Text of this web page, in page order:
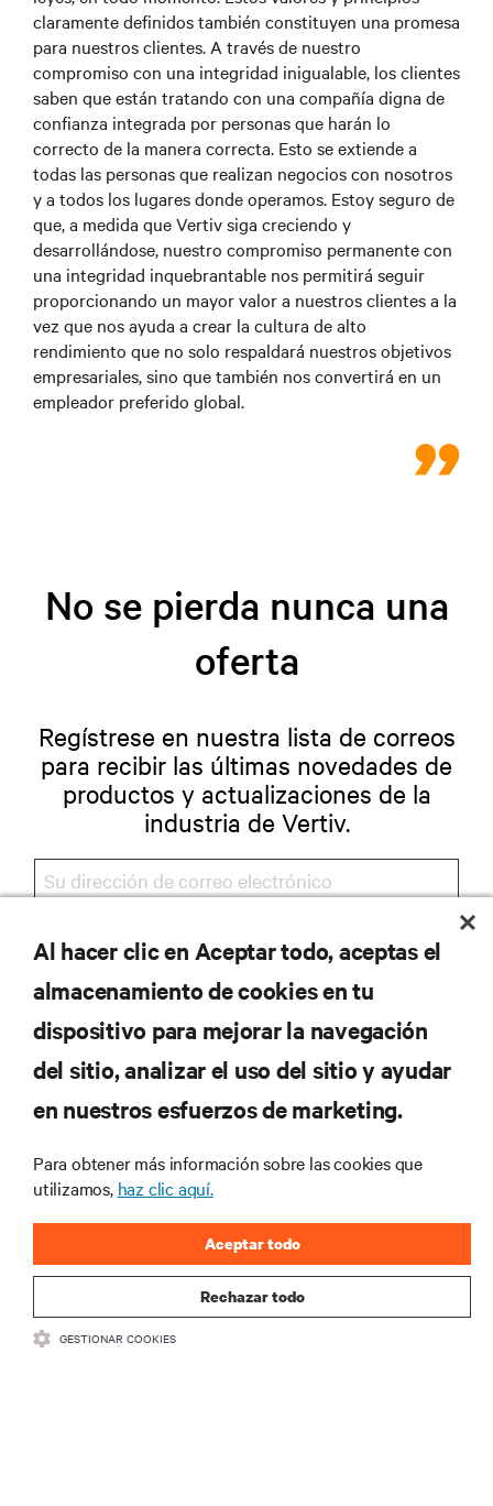
claramente definidos también constituyen una promesa
para nuestros clientes. A través de nuestro
compromiso con una integridad inigualable, los clientes
saben que están tratando con una compañía digna de
confianza integrada por personas que harán lo
correcto de la manera correcta. Esto se extiende a
todas las personas que realizan negocios con nosotros
y a todos los lugares donde operamos. Estoy seguro de
que, a medida que Vertiv siga creciendo y
desarrollándose, nuestro compromiso permanente con
una integridad inquebrantable nos permitirá seguir
proporcionando un mayor valor a nuestros clientes a la
vez que nos ayuda a crear la cultura de alto
rendimiento que no solo respaldará nuestros objetivos
empresariales, sino que también nos convertirá en un
empleador preferido global.
No se pierda nunca una
oferta
Regístrese en nuestra lista de correos
para recibir las últimas novedades de
productos y actualizaciones de la
industria de Vertiv.
REGISTRARSE
RECURSOS
CORPORATIVO
SÍGANOS
Al hacer clic en Aceptar todo, aceptas el
almacenamiento de cookies en tu
dispositivo para mejorar la navegación
del sitio, analizar el uso del sitio y ayudar
en nuestros esfuerzos de marketing.
Para obtener más información sobre las cookies que
utilizamos, haz clic aquí.
Rechazar todo
Aceptar todo
GESTIONAR COOKIES